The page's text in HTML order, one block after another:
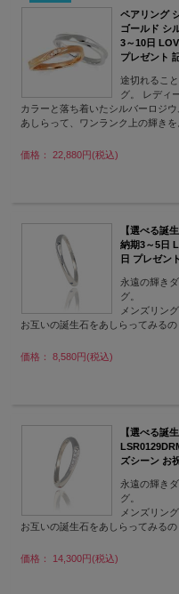
ペアリング
ゴールド シ
3～10日
プレゼント
途切れるこ
グ。 レディ
カラーと落ち着いたシルバーロジ
あしらって、ワンランク上の輝きを
価格： 22,880円(税込)
【選べる誕
納期3～5日
日 プレゼン
永遠の輝き
グ。
メンズリン
お互いの誕生石をあしらってみるの
価格： 8,580円(税込)
【選べる誕
ズシーン お
永遠の輝き
グ。
メンズリン
お互いの誕生石をあしらってみるの
価格： 14,300円(税込)